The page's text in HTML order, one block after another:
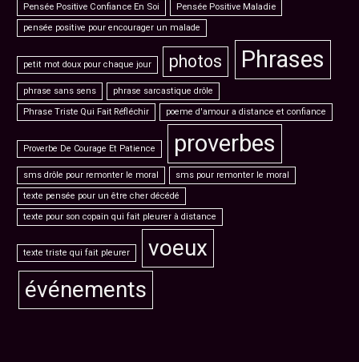
Pensée Positive Confiance En Soi
Pensée Positive Maladie
pensée positive pour encourager un malade
petit mot doux pour chaque jour photos Phrases
phrase sans sens
phrase sarcastique drôle
Phrase Triste Qui Fait Réfléchir
poeme d'amour a distance et confiance
Proverbe De Courage Et Patience proverbes
sms drôle pour remonter le moral
sms pour remonter le moral
texte pensée pour un être cher décédé
texte pour son copain qui fait pleurer à distance
texte triste qui fait pleurer
voeux
événements